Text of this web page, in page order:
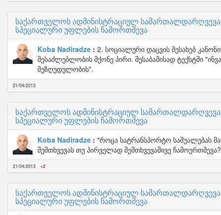
საქართველოს ადმინისტრაციულ
სპეციალური უფლების ჩამორთმევა
Koba Nadiradze
2. სოციალური დაცვის შესახებ
შესაძლებლობის მქონე პირი. შესაბამისად ტექსტში
შეზღუდულობის".
21/04/2013
საქართველოს ადმინისტრაციულ
სპეციალური უფლების ჩამორთმევა
Koba Nadiradze
"როცა სატრანსპორტო საშუალებას
შემთხვევას თუ პირველად შემთხვევაშივე ჩამოერთმევა?
21/04/2013 +2
საქართველოს ადმინისტრაციულ
სპეციალური უფლების ჩამორთმევა